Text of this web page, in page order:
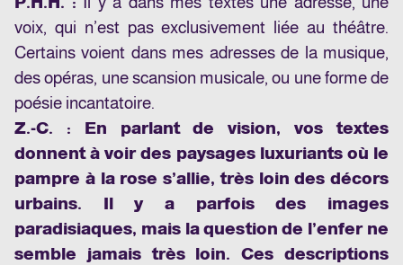
voix, qui n’est pas exclusivement liée au théâtre.
Certains voient dans mes adresses de la musique,
des opéras, une scansion musicale, ou une forme de
poésie incantatoire.
Z.-C. : En parlant de vision, vos textes
donnent à voir des paysages luxuriants où le
pampre à la rose s’allie, très loin des décors
urbains. Il y a parfois des images
paradisiaques, mais la question de l’enfer ne
semble jamais très loin. Ces descriptions